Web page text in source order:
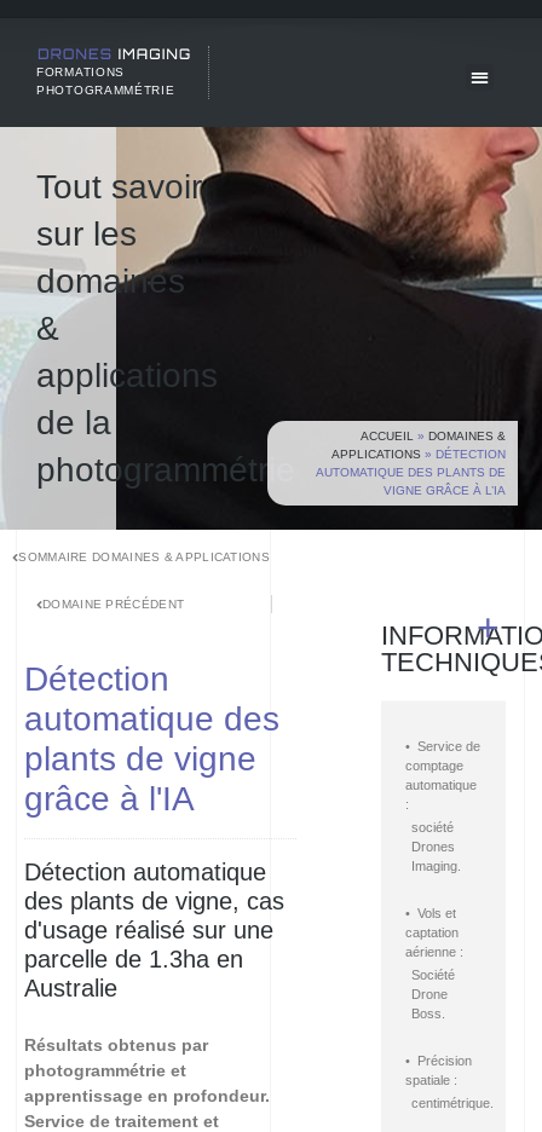
FORMATIONS
PHOTOGRAMMÉTRIE
Tout savoir
sur les
domaines
&
applications
de la
photogrammétrie
ACCUEIL » DOMAINES &
APPLICATIONS » DÉTECTION
AUTOMATIQUE DES PLANTS DE
VIGNE GRÂCE À L’IA
SOMMAIRE DOMAINES & APPLICATIONS
DOMAINE PRÉCÉDENT
Détection
automatique des
plants de vigne
grâce à l'IA
Détection automatique
des plants de vigne, cas
d'usage réalisé sur une
parcelle de 1.3ha en
Australie
Résultats obtenus par
photogrammétrie et
apprentissage en profondeur.
Service de traitement et
+
• Service de
comptage
automatique
:
société
Drones
Imaging.
• Vols et
captation
aérienne :
Société
Drone
Boss.
• Précision
spatiale :
centimétrique.